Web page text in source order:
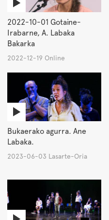
2022-10-01 Gotaine-
Irabarne, A. Labaka
Bakarka
2022-12-19 Online
Bukaerako agurra. Ane
Labaka.
2023-06-03 Lasarte-Oria